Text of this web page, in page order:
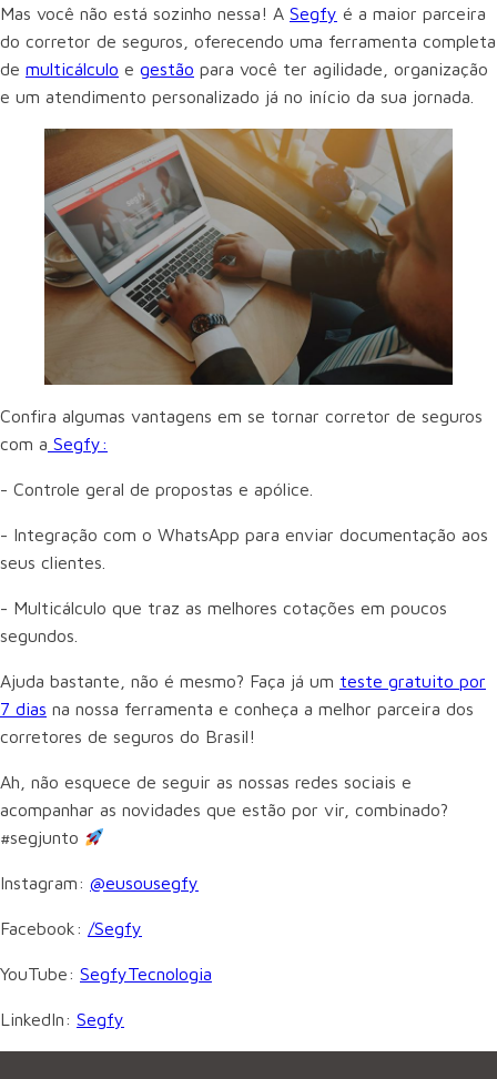
Mas você não está sozinho nessa! A Segfy é a maior parceira
do corretor de seguros, oferecendo uma ferramenta completa
de multicálculo e gestão para você ter agilidade, organização
e um atendimento personalizado já no início da sua jornada.
Confira algumas vantagens em se tornar corretor de seguros
com a Segfy:
- Controle geral de propostas e apólice.
- Integração com o WhatsApp para enviar documentação aos
seus clientes.
- Multicálculo que traz as melhores cotações em poucos
segundos.
Ajuda bastante, não é mesmo? Faça já um teste gratuito por
7 dias na nossa ferramenta e conheça a melhor parceira dos
corretores de seguros do Brasil!
Ah, não esquece de seguir as nossas redes sociais e
acompanhar as novidades que estão por vir, combinado?
#segjunto
Instagram: @eusousegfy
Facebook: /Segfy
YouTube: SegfyTecnologia
LinkedIn: Segfy